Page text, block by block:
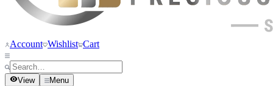
Account Wishlist Cart
View Menu